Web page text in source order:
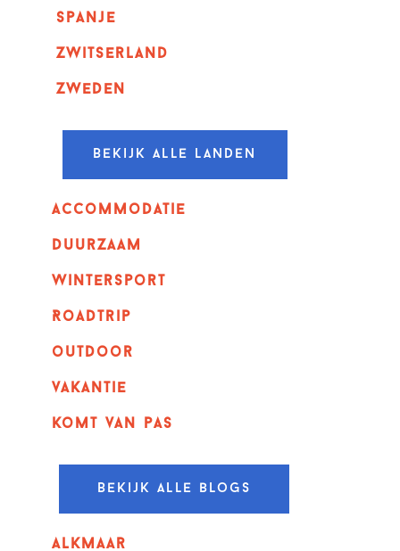
spanje
zwitserland
zweden
Bekijk alle landen
Accommodatie
Duurzaam
wintersport
Roadtrip
outdoor
vakantie
komt van pas
Bekijk alle blogs
alkmaar